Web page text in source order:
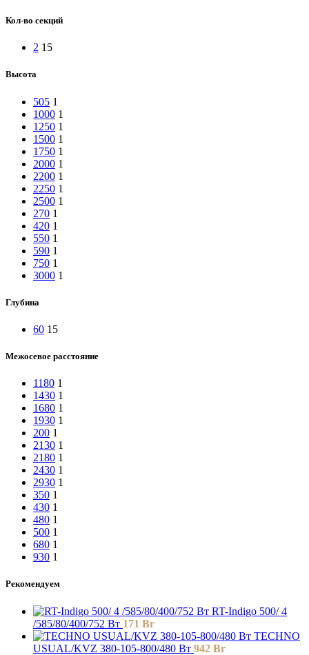
Кол-во секций
2 15
Высота
505 1
1000 1
1250 1
1500 1
1750 1
2000 1
2200 1
2250 1
2500 1
270 1
420 1
550 1
590 1
750 1
3000 1
Глубина
60 15
Межосевое расстояние
1180 1
1430 1
1680 1
1930 1
200 1
2130 1
2180 1
2430 1
2930 1
350 1
430 1
480 1
500 1
680 1
930 1
Рекомендуем
RT-Indigo 500/ 4
/585/80/400/752 Вт 171 Br
TECHNO
USUAL/KVZ 380-105-800/480 Вт 942 Br